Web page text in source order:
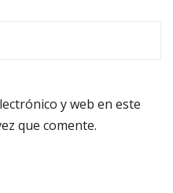
y web en este
que comente.